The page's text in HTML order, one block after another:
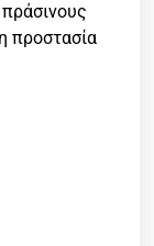
προστασία